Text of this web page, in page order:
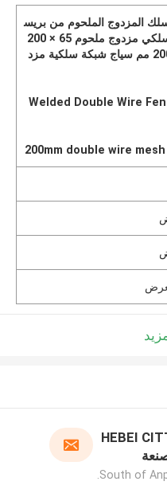
المزدوج الملحوم من بريس
تيج ، سياج سلكي مزدوج ملحوم 65 × 200
مم ، 65 × 200 مم سياج شبكة سلكية مزد
Welded Double Wire
HEBEI